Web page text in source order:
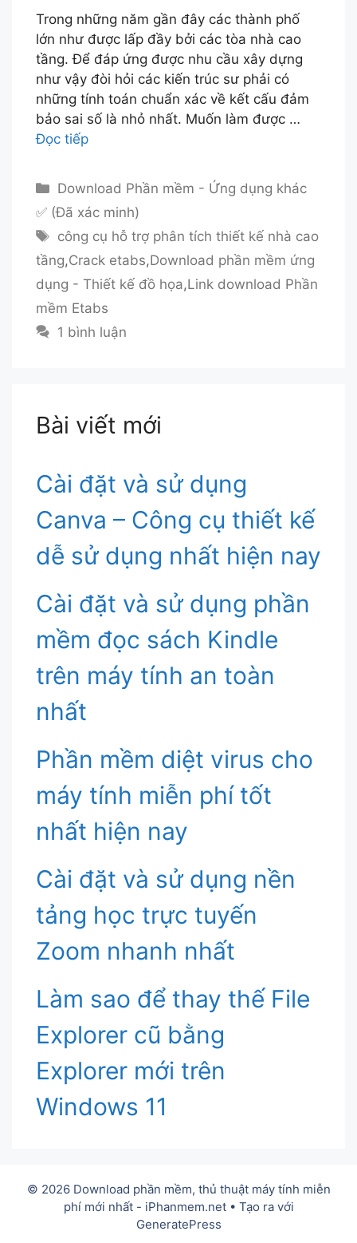
Trong những năm gần đây các thành phố
lớn như được lấp đầy bởi các tòa nhà cao
tầng. Để đáp ứng được nhu cầu xây dựng
như vậy đòi hỏi các kiến trúc sư phải có
những tính toán chuẩn xác về kết cấu đảm
bảo sai số là nhỏ nhất. Muốn làm được …
Đọc tiếp
Danh
mục
Download Phần mềm - Ứng dụng khác
✅ (Đã xác minh)
Thẻ
công cụ hỗ trợ phân tích thiết kế nhà cao
tầng,Crack etabs,Download phần mềm ứng
dụng - Thiết kế đồ họa,Link download Phần
mềm Etabs
1 bình luận
Bài viết mới
Cài đặt và sử dụng
Canva – Công cụ thiết kế
dễ sử dụng nhất hiện nay
Cài đặt và sử dụng phần
mềm đọc sách Kindle
trên máy tính an toàn
nhất
Phần mềm diệt virus cho
máy tính miễn phí tốt
nhất hiện nay
Cài đặt và sử dụng nền
tảng học trực tuyến
Zoom nhanh nhất
Làm sao để thay thế File
Explorer cũ bằng
Explorer mới trên
Windows 11
© 2026 Download phần mềm, thủ thuật máy tính miễn
phí mới nhất - iPhanmem.net• Tạo ra với
GeneratePress